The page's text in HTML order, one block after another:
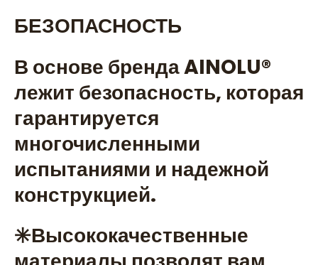
БЕЗОПАСНОСТЬ
В основе бренда AINOLU®️
лежит безопасность, которая
гарантируется
многочисленными
испытаниями и надежной
конструкцией.
✳️Высококачественные